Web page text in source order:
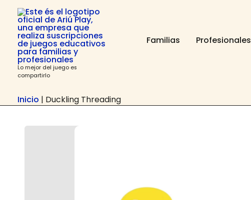
contenido
contenido
Lo mejor del juego es
compartirlo
Familias Profesionales
Inicio | Duckling Threading